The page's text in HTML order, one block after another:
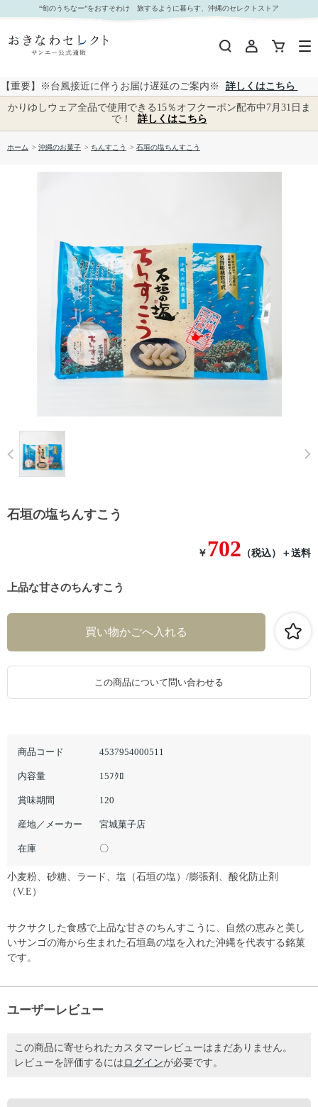
石垣の塩ちんすこう｜おきなわセレクト サンエー公式通販
“旬のうちなー”をおすそわけ 旅するように暮らす、沖縄のセレクトストア
【重要】※台風接近に伴うお届け遅延のご案内※
詳しくはこちら
かりゆしウェア全品で使用できる15％オフクーポン配布中7月31日ま
で！
詳しくはこちら
ホーム > 沖縄のお菓子 > ちんすこう > 石垣の塩ちんすこう
Prev
石垣の塩ちんすこう
上品な甘さのちんすこう
￥ 702 （税込） ＋送料
商品コード 4537954000511
内容量 15ﾌｸﾛ
賞味期間 120
産地／メーカー 宮城菓子店
在庫 〇
この商品について問い合わせる
小麦粉、砂糖、ラード、塩（石垣の塩）/膨張剤、酸化防止剤
（V.E）
サクサクした食感で上品な甘さのちんすこうに、自然の恵みと美し
いサンゴの海から生まれた石垣島の塩を入れた沖縄を代表する銘菓
です。
ユーザーレビュー
この商品に寄せられたカスタマーレビューはまだありません。
レビューを評価するには ログインが必要です。